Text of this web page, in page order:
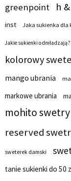
greenpoint h
inst Jaka sukienka dla
Jakie sukienki odmładzają?
kolorowy
mango ubrania
markowe ubrania
mohito swetry
reserved
sweterek damski
tanie sukienki do 50